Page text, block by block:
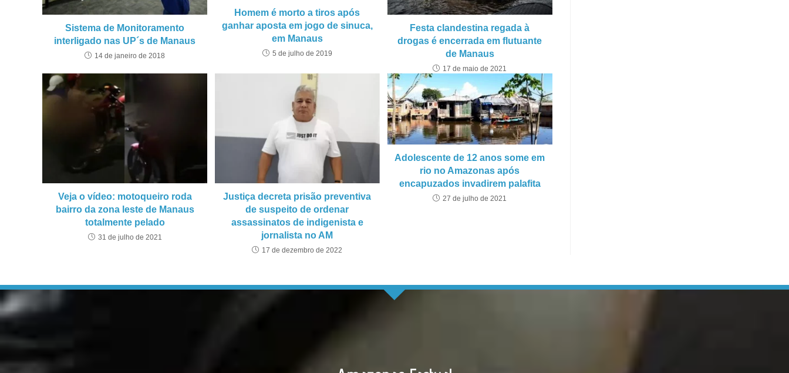
Sistema de Monitoramento
interligado nas UP´s de Manaus
14 de janeiro de 2018
Homem é morto a tiros após
ganhar aposta em jogo de sinuca,
em Manaus
5 de julho de 2019
Festa clandestina regada à
drogas é encerrada em flutuante
de Manaus
17 de maio de 2021
Veja o vídeo: motoqueiro roda
bairro da zona leste de Manaus
totalmente pelado
31 de julho de 2021
Justiça decreta prisão preventiva
de suspeito de ordenar
assassinatos de indigenista e
jornalista no AM
17 de dezembro de 2022
Adolescente de 12 anos some em
rio no Amazonas após
encapuzados invadirem palafita
27 de julho de 2021